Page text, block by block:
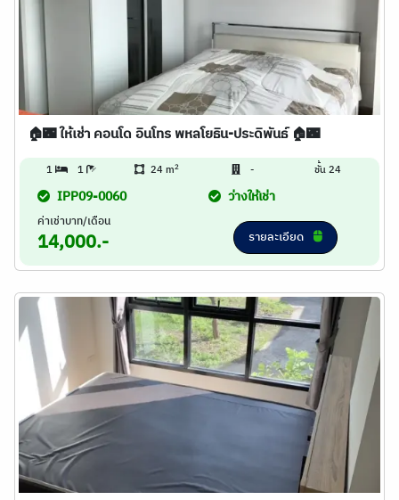
🏠🌃 ให้เช่า คอนโด อินโทร พหลโยธิน-ประดิพันธ์ 🏠🌃
1 1 24 m2 - ชั้น 24
IPP09-0060 ว่างให้เช่า
ค่าเช่าบาท/เดือน
14,000.- รายละเอียด